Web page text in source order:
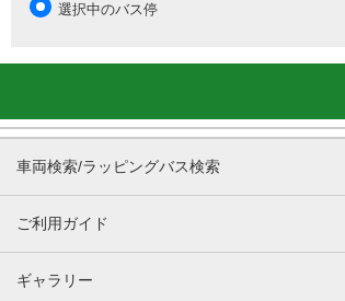
選択中のバス停
車両検索/ラッピングバス検索
ご利用ガイド
ギャラリー